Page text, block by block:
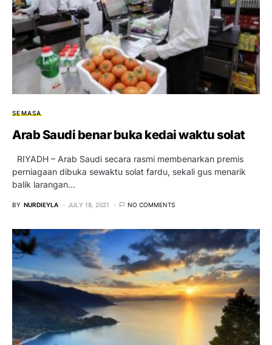
SEMASA
Arab Saudi benar buka kedai waktu solat
RIYADH – Arab Saudi secara rasmi membenarkan premis
perniagaan dibuka sewaktu solat fardu, sekali gus menarik
balik larangan…
BY NURDIEYLA JULY 18, 2021 NO COMMENTS